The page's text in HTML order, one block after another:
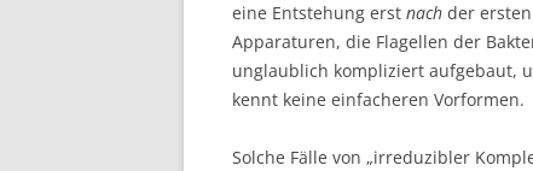
eine Entstehung erst nach der
Apparaturen, die Flagellen der
unglaublich kompliziert aufgebaut,
kennt keine einfacheren Vorformen.
Solche Fälle von „irreduzibler